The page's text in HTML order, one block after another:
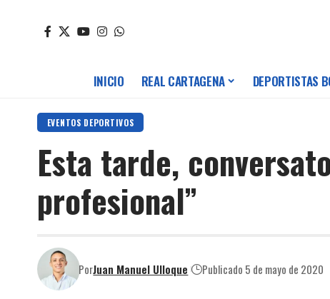
INICIO REAL CARTAGENA DEPORTISTAS
EVENTOS DEPORTIVOS
Esta tarde,
profesional”
PorJuan Manuel Ulloque Publicado 5 de mayo de 2020